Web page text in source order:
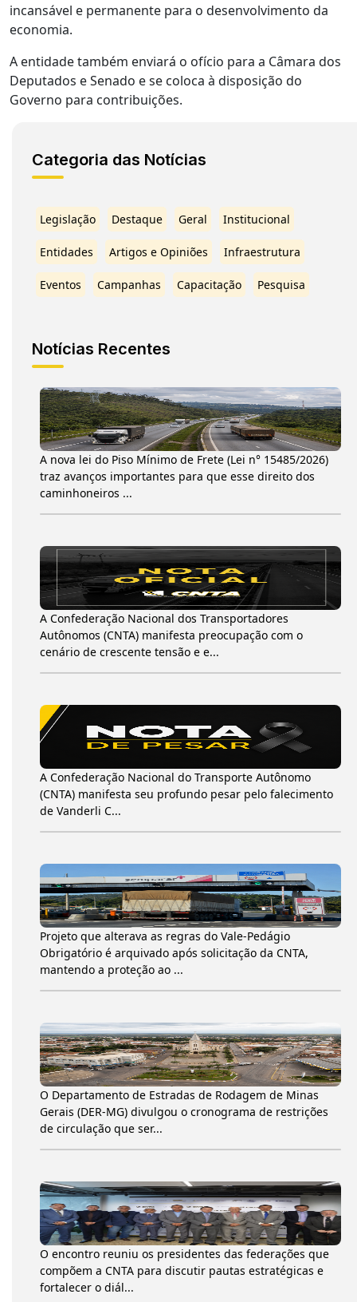
incansável e permanente para o desenvolvimento da
economia.
A entidade também enviará o ofício para a Câmara dos
Deputados e Senado e se coloca à disposição do
Governo para contribuições.
Categoria das Notícias
Legislação Destaque Geral Institucional
Entidades Artigos e Opiniões Infraestrutura
Eventos Campanhas Capacitação Pesquisa
Notícias Recentes
A nova lei do Piso Mínimo de Frete (Lei n° 15485/2026)
traz avanços importantes para que esse direito dos
caminhoneiros ...
A Confederação Nacional dos Transportadores
Autônomos (CNTA) manifesta preocupação com o
cenário de crescente tensão e e...
A Confederação Nacional do Transporte Autônomo
(CNTA) manifesta seu profundo pesar pelo falecimento
de Vanderli C...
Projeto que alterava as regras do Vale-Pedágio
Obrigatório é arquivado após solicitação da CNTA,
mantendo a proteção ao ...
O Departamento de Estradas de Rodagem de Minas
Gerais (DER-MG) divulgou o cronograma de restrições
de circulação que ser...
O encontro reuniu os presidentes das federações que
compõem a CNTA para discutir pautas estratégicas e
fortalecer o diál...